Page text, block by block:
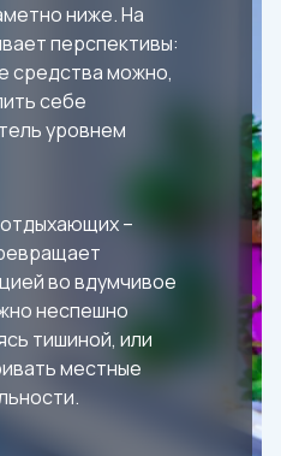
ниже. На
перспективы:
средства можно,
себе
уровнем
–
во вдумчивое
неспешно
тишиной, или
местные